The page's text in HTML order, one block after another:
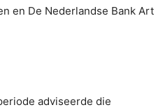
en De Nederlandse Bank Art
adviseerde die